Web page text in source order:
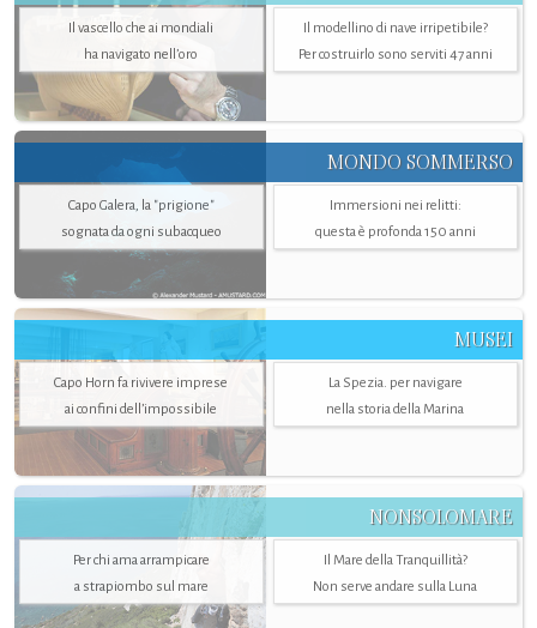
Il vascello che ai mondiali
ha navigato nell’oro
Il modellino di nave irripetibile?
Per costruirlo sono serviti 47 anni
MONDO SOMMERSO
Capo Galera, la "prigione"
sognata da ogni subacqueo
Immersioni nei relitti:
questa è profonda 150 anni
MUSEI
Capo Horn fa rivivere imprese
ai confini dell’impossibile
La Spezia. per navigare
nella storia della Marina
NONSOLOMARE
Per chi ama arrampicare
a strapiombo sul mare
Il Mare della Tranquillità?
Non serve andare sulla Luna